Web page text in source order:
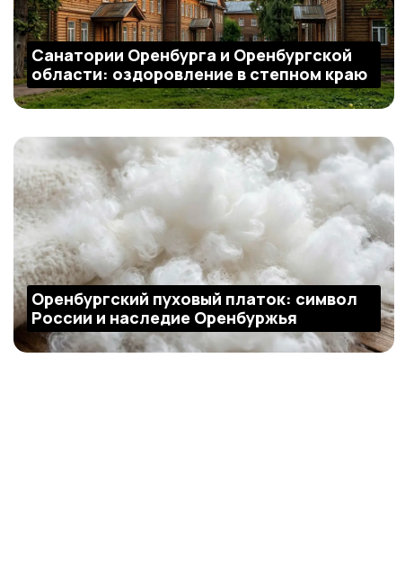
Санатории Оренбурга и Оренбургской
области: оздоровление в степном краю
Оренбургский пуховый платок: символ
России и наследие Оренбуржья